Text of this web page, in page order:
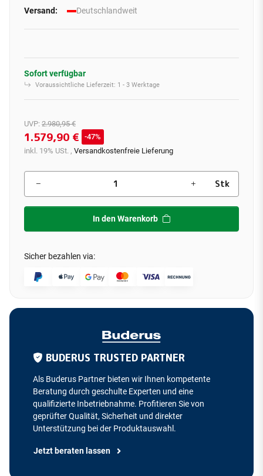
Versand: Deutschlandweit
Sofort verfügbar
Voraussichtliche Lieferzeit: 1 - 3 Werktage
UVP: 2.980,95 €
1.579,90 €
47%
inkl. 19% USt. , Versandkostenfreie Lieferung
Stk
In den Warenkorb
Sicher bezahlen via:
BUDERUS TRUSTED PARTNER
Als Buderus Partner bieten wir Ihnen kompetente
Beratung durch geschulte Experten und eine
qualifizierte Inbetriebnahme. Profitieren Sie von
geprüfter Qualität, Sicherheit und direkter
Unterstützung bei der Produktauswahl.
Jetzt beraten lassen